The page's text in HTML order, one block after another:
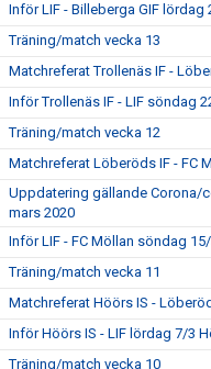
Inför LIF - Billeberga GIF lördag
Träning/match vecka 13
Matchreferat Trollenäs IF -
Inför Trollenäs IF - LIF söndag
Träning/match vecka 12
Matchreferat Löberöds IF - FC
Uppdatering gällande Corona/
mars 2020
Inför LIF - FC Möllan söndag
Träning/match vecka 11
Matchreferat Höörs IS -
Inför Höörs IS - LIF lördag 7/3
Träning/match vecka 10